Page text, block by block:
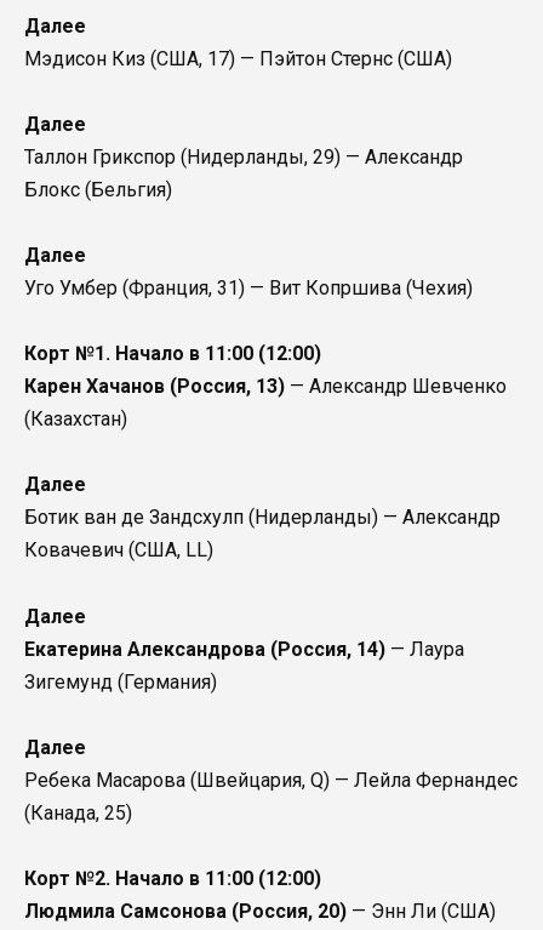
Далее
Мэдисон Киз (США, 17) — Пэйтон Стернс (США)
Далее
Таллон Грикспор (Нидерланды, 29) — Александр
Блокс (Бельгия)
Далее
Уго Умбер (Франция, 31) — Вит Копршива (Чехия)
Корт №1. Начало в 11:00 (12:00)
Карен Хачанов (Россия, 13) — Александр Шевченко
(Казахстан)
Далее
Ботик ван де Зандсхулп (Нидерланды) — Александр
Ковачевич (США, LL)
Далее
Екатерина Александрова (Россия, 14) — Лаура
Зигемунд (Германия)
Далее
Ребека Масарова (Швейцария, Q) — Лейла Фернандес
(Канада, 25)
Корт №2. Начало в 11:00 (12:00)
Людмила Самсонова (Россия, 20) — Энн Ли (США)